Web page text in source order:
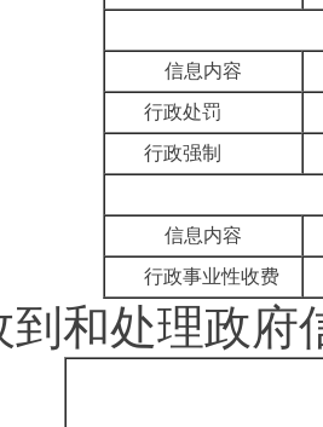
信息内容
行政处罚
行政强制
信息内容
行政事业性收费
到和处理政府